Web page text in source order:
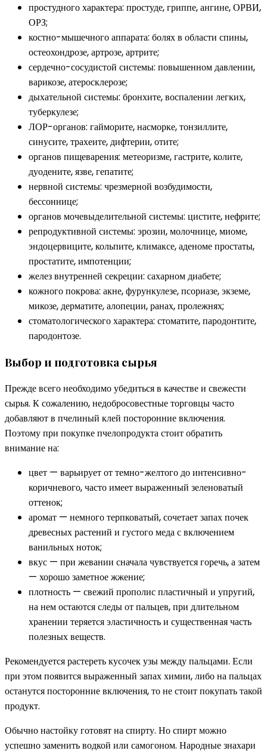
простудного характера: простуде, гриппе, ангине, ОРВИ,
ОРЗ;
костно-мышечного аппарата: болях в области спины,
остеохондрозе, артрозе, артрите;
сердечно-сосудистой системы: повышенном давлении,
варикозе, атеросклерозе;
дыхательной системы: бронхите, воспалении легких,
туберкулезе;
ЛОР-органов: гайморите, насморке, тонзиллите,
синусите, трахеите, дифтерии, отите;
органов пищеварения: метеоризме, гастрите, колите,
дуодените, язве, гепатите;
нервной системы: чрезмерной возбудимости,
бессоннице;
органов мочевыделительной системы: цистите, нефрите;
репродуктивной системы: эрозии, молочнице, миоме,
эндоцервиците, кольпите, климаксе, аденоме простаты,
простатите, импотенции;
желез внутренней секреции: сахарном диабете;
кожного покрова: акне, фурункулезе, псориазе, экземе,
микозе, дерматите, алопеции, ранах, пролежнях;
стоматологического характера: стоматите, пародонтите,
пародонтозе.
Выбор и подготовка сырья
Прежде всего необходимо убедиться в качестве и свежести
сырья. К сожалению, недобросовестные торговцы часто
добавляют в пчелиный клей посторонние включения.
Поэтому при покупке пчелопродукта стоит обратить
внимание на:
цвет — варьирует от темно-желтого до интенсивно-
коричневого, часто имеет выраженный зеленоватый
оттенок;
аромат — немного терпковатый, сочетает запах почек
древесных растений и густого меда с включением
ванильных ноток;
вкус — при жевании сначала чувствуется горечь, а затем
— хорошо заметное жжение;
плотность — свежий прополис пластичный и упругий,
на нем остаются следы от пальцев, при длительном
хранении теряется эластичность и существенная часть
полезных веществ.
Рекомендуется растереть кусочек узы между пальцами. Если
при этом появится выраженный запах химии, либо на пальцах
останутся посторонние включения, то не стоит покупать такой
продукт.
Обычно настойку готовят на спирту. Но спирт можно
успешно заменить водкой или самогоном. Народные знахари